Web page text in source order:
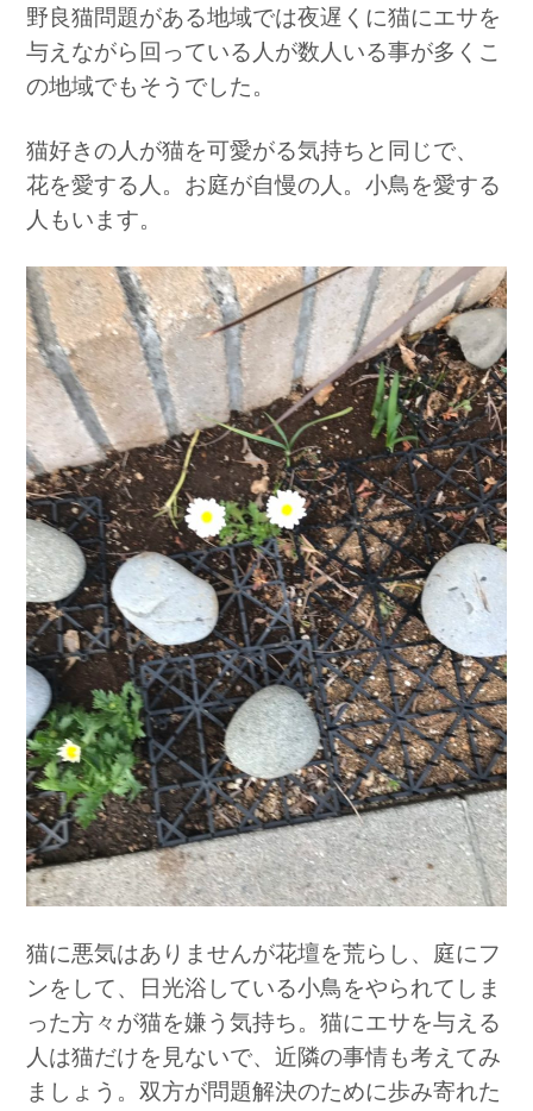
野良猫問題がある地域では夜遅くに猫にエサを
与えながら回っている人が数人いる事が多くこ
の地域でもそうでした。
猫好きの人が猫を可愛がる気持ちと同じで、
花を愛する人。お庭が自慢の人。小鳥を愛する
人もいます。
猫に悪気はありませんが花壇を荒らし、庭にフ
ンをして、日光浴している小鳥をやられてしま
った方々が猫を嫌う気持ち。猫にエサを与える
人は猫だけを見ないで、近隣の事情も考えてみ
ましょう。双方が問題解決のために歩み寄れた